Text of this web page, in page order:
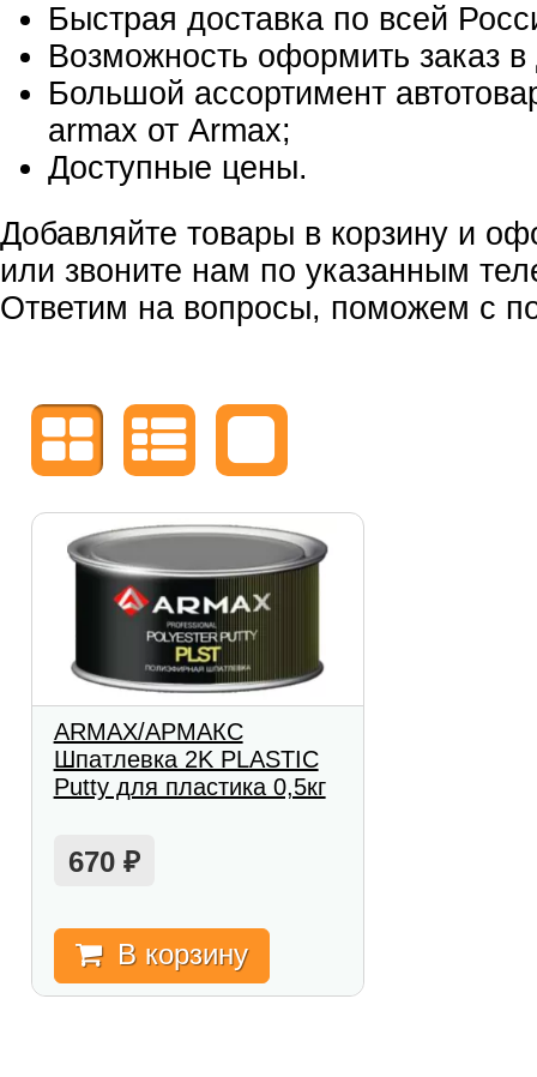
Быстрая доставка по всей
Возможность оформить заказ в
Большой ассортимент
armax от Armax;
Доступные цены.
Добавляйте товары в корзину и
или звоните нам по указанным
Ответим на вопросы, поможем с
ARMAX/АРМАКС
Шпатлевка 2K PLASTIC
Putty для пластика 0,5кг
670 ₽
В корзину